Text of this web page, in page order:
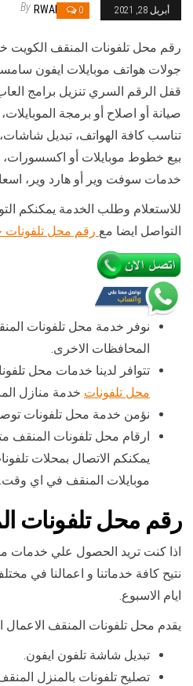
أبريل 28, 2021 0
By RWAN
رقم محل تلفونات المنقف الكويت
جولات هواتف موبايلات ايفون
قفل الرقم السري تنزيل برامج
صيانة أو اصلاح أو برمجة
تناسب كافة الهواتف، تبديل
بيع خطوط موبايلات أو اكسسورات،
خدمات سوفت وير أو هارد وير،
للاستعلام وطلب الخدمة يمكنكم
التواصل ايضا مع رقم محل تلفونات
نوفر خدمة محل تلفونات
المحافظات الاخرى.
تتوافر لدينا خدمات محل
محل تلفونات خدمة منازل
نؤمن خدمة محل تلفونات توصيل 24
ارقام محل تلفونات المنقف
يمكنكم الاتصال بمحلات
موبايلات المنقف في اي وقت.
رقم محل تلفونات
اذا كنت تريد الحصول علي خدمات
نتيح كافة خدماتنا و اعمالنا في
ايام الاسبوع.
يقدم محل تلفونات المنقف الاعمال
تبديل شاشة تلفون ايفون.
تصليح تلفونات بالمنزل